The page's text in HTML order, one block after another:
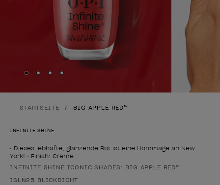
Skip to slide
Skip to slide
Skip to slide
Skip to slide
STARTSEITE BIG APPLE RED™
INFINITE SHINE
• Dieses lebhafte, glänzende Rot ist eine Hommage an New
York! • Finish: Creme
Form des Produkts
INFINITE SHINE ICONIC SHADES: BIG APPLE RED™
ISLN25 BLICKDICHT